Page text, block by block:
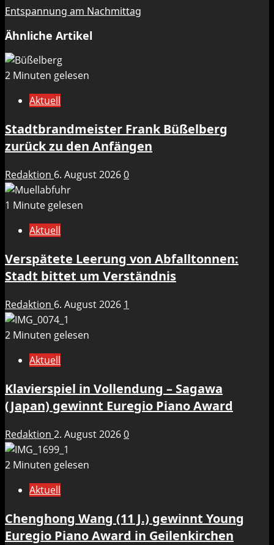
Entspannung am Nachmittag
Ähnliche Artikel
2 Minuten gelesen
Aktuell
Stadtbrandmeister Frank Büßelberg
zurück zu den Anfängen
Redaktion 6. August 20260
1 Minute gelesen
Aktuell
Verspätete Leerung von Abfalltonnen:
Stadt bittet um Verständnis
Redaktion 6. August 2026 1
2 Minuten gelesen
Aktuell
Klavierspiel in Vollendung – Sagawa
(Japan) gewinnt Euregio Piano Award
Redaktion 2. August 20260
2 Minuten gelesen
Aktuell
Chenghong Wang (11 J.) gewinnt Young
Euregio Piano Award in Geilenkirchen